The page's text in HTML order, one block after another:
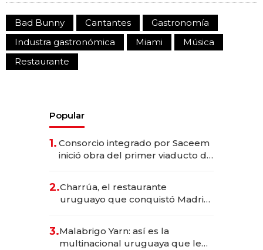
Bad Bunny Cantantes
Gastronomía
Industra gastronómica
Miami
Música
Restaurante
Popular
1. Consorcio integrado por Saceem
inició obra del primer viaducto de
millones
2.Charrúa, el restaurante
uruguayo que conquistó Madrid:
anticipación y prepara apertura
3.Malabrigo Yarn: así es la
multinacional uruguaya que le